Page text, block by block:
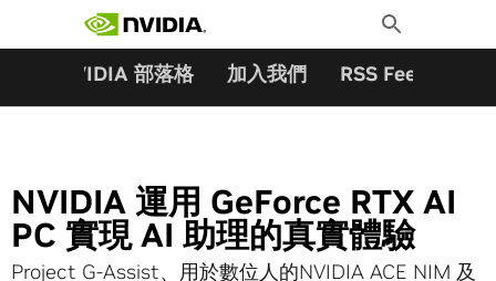
Toggle
Search
NVIDIA 部落格 加入我們 RSS Feeds
NVIDIA 運用 GeForce RTX AI
PC 實現 AI 助理的真實體驗
Project G-Assist、用於數位人的NVIDIA ACE NIM 及